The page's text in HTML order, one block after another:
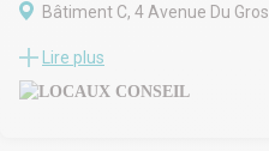
Bâtiment C, 4 Avenue Du
d'activités.
Le bien est situé dans une zone
proximité de Paris. Bien
Lire plus